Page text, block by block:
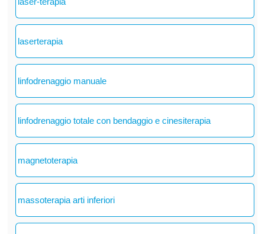
laserterapia
linfodrenaggio manuale
linfodrenaggio totale con bendaggio e cinesiterapia
magnetoterapia
massoterapia arti inferiori